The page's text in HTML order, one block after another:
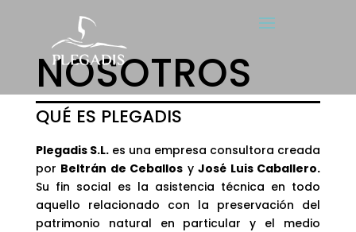
NOSOTROS
QUÉ ES PLEGADIS
Plegadis S.L.es una empresa consultora creada
por Beltrán de Ceballos yJosé Luis Caballero.
Su fin social es la asistencia técnica en todo
aquello relacionado con la preservación del
patrimonio natural en particular y el medio